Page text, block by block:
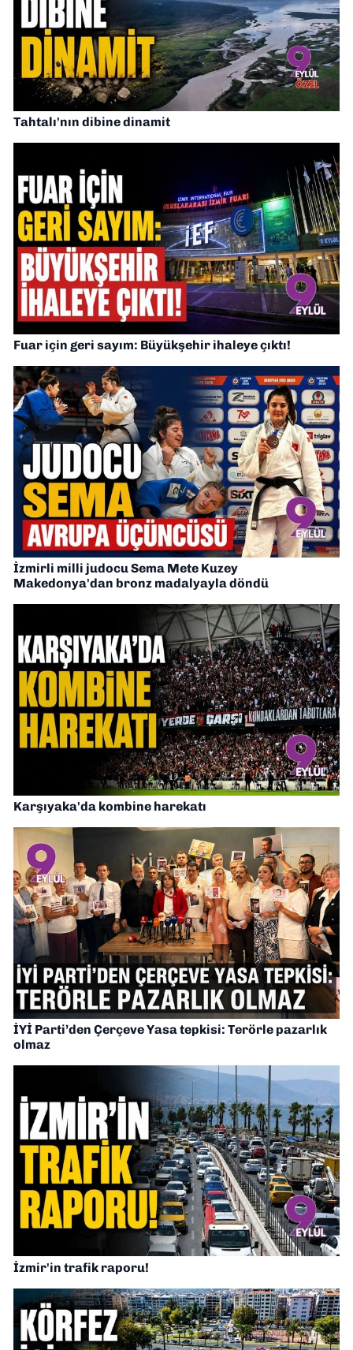
Tahtalı'nın dibine dinamit
Fuar için geri sayım: Büyükşehir ihaleye çıktı!
İzmirli milli judocu Sema Mete Kuzey
Makedonya'dan bronz madalyayla döndü
Karşıyaka'da kombine harekatı
İYİ Parti’den Çerçeve Yasa tepkisi: Terörle pazarlık
olmaz
İzmir'in trafik raporu!